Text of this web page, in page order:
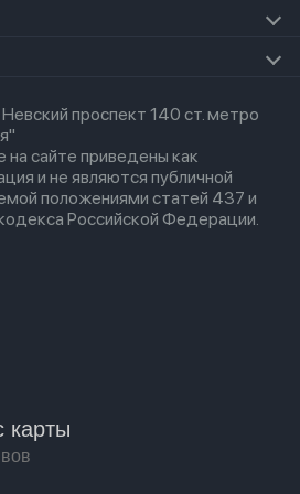
проспект 140 ст. метро
на сайте приведены как
и не являются публичной
положениями статей 437 и
Российской Федерации.
карты